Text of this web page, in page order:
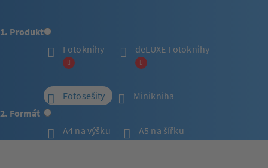
1. Produkt
Fotoknihy
deLUXE Fotoknihy
Fotosešity
Minikniha
2. Formát
A4 na výšku
A5 na šířku